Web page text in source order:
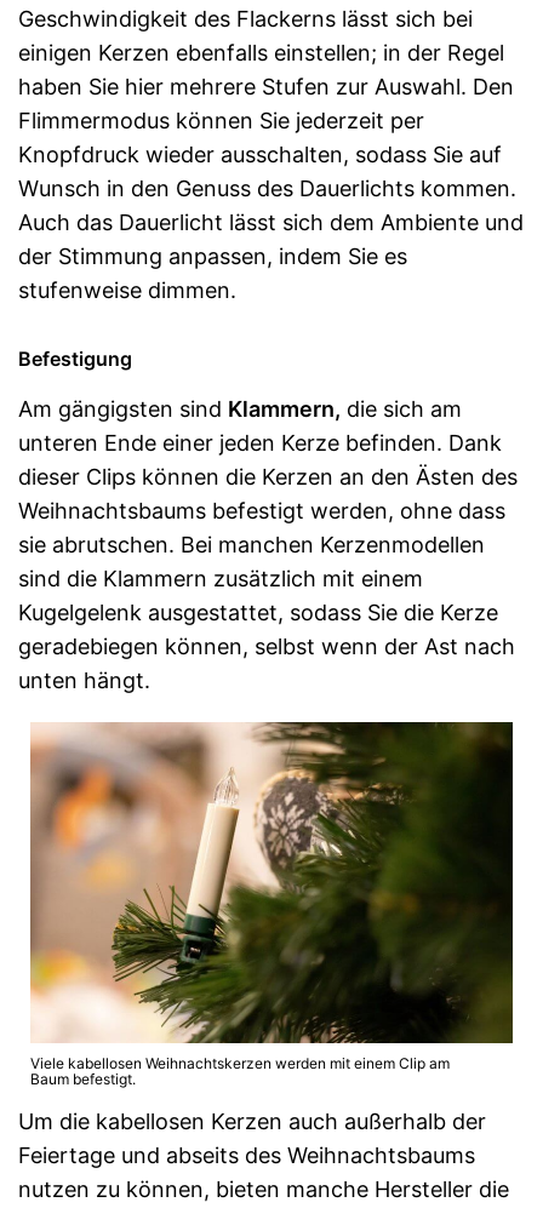
Geschwindigkeit des Flackerns lässt sich bei
einigen Kerzen ebenfalls einstellen; in der Regel
haben Sie hier mehrere Stufen zur Auswahl. Den
Flimmermodus können Sie jederzeit per
Knopfdruck wieder ausschalten, sodass Sie auf
Wunsch in den Genuss des Dauerlichts kommen.
Auch das Dauerlicht lässt sich dem Ambiente und
der Stimmung anpassen, indem Sie es
stufenweise dimmen.
Befestigung
Am gängigsten sind Klammern, die sich am
unteren Ende einer jeden Kerze befinden. Dank
dieser Clips können die Kerzen an den Ästen des
Weihnachtsbaums befestigt werden, ohne dass
sie abrutschen. Bei manchen Kerzenmodellen
sind die Klammern zusätzlich mit einem
Kugelgelenk ausgestattet, sodass Sie die Kerze
geradebiegen können, selbst wenn der Ast nach
unten hängt.
Viele kabellosen Weihnachtskerzen werden mit einem Clip am
Baum befestigt.
Um die kabellosen Kerzen auch außerhalb der
Feiertage und abseits des Weihnachtsbaums
nutzen zu können, bieten manche Hersteller die